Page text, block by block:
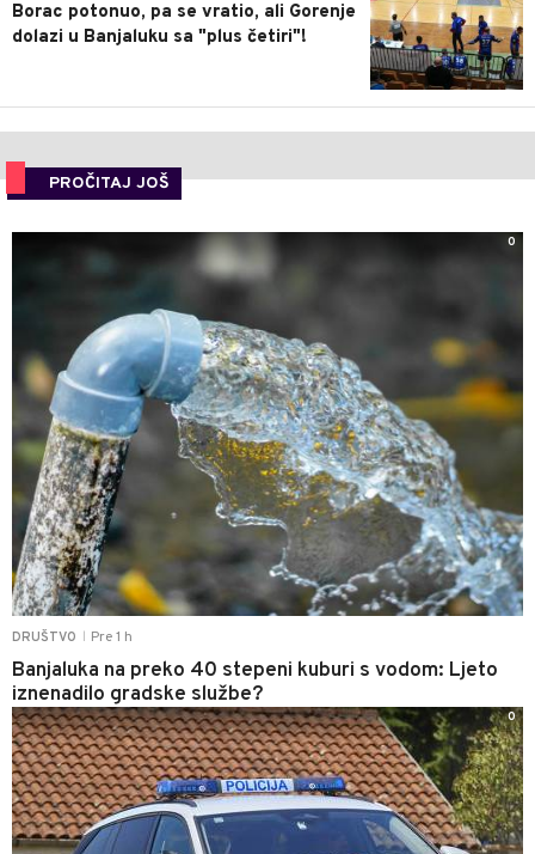
Borac potonuo, pa se vratio, ali Gorenje
dolazi u Banjaluku sa "plus četiri"!
PROČITAJ JOŠ
DRUŠTVO Pre 1 h
Banjaluka na preko 40 stepeni kuburi s vodom: Ljeto
iznenadilo gradske službe?
0
0